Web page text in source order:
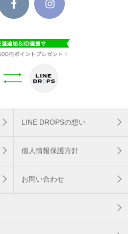
LINE DROPSの想い
個人情報保護方針
お問い合わせ